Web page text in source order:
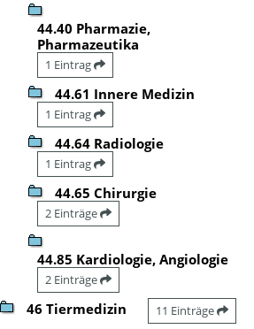
44.40 Pharmazie,
Pharmazeutika
1 Eintrag
44.61 Innere Medizin
1 Eintrag
44.64 Radiologie
1 Eintrag
44.65 Chirurgie
2 Einträge
44.85 Kardiologie, Angiologie
2 Einträge
46 Tiermedizin 11 Einträge